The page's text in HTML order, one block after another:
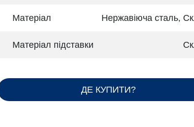
Матеріал Нержавіюча сталь,
Матеріал підставки
ДЕ КУПИТИ?